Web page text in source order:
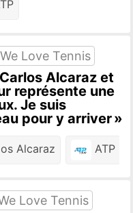
We Love Tennis
Alcaraz et
représente une
Je suis
pour y arriver »
Alcaraz ATP
Love Tennis